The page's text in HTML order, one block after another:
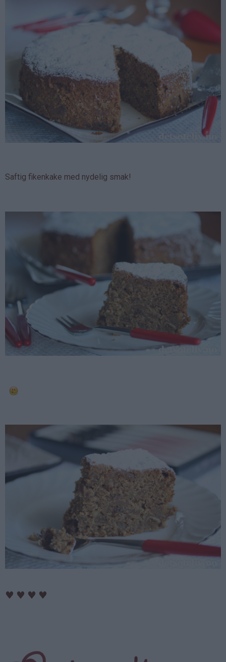
Saftig fikenkake med nydelig smak!
♥ ♥ ♥ ♥